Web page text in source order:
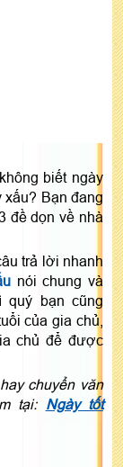
biết ngày
xấu? Bạn đang
đề dọn về nhà
trả lời nhanh
nói chung và
quý bạn cũng
của gia chủ,
chủ để được
chuyển văn
tại: Ngày tốt